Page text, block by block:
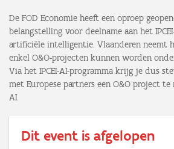
De FOD Economie heeft een oproep
belangstelling voor deelname aan het
artificiële intelligentie. Vlaanderen neemt
enkel O&O-projecten kunnen worden
Via het IPCEI-AI-programma krijg je dus
met Europese partners een O&O project
AI.
Dit event is afgelopen